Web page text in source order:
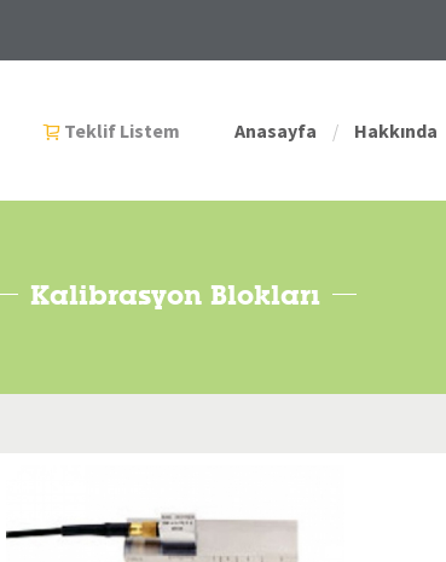
Teklif Listem Anasayfa / Hakkında
Kalibrasyon Blokları